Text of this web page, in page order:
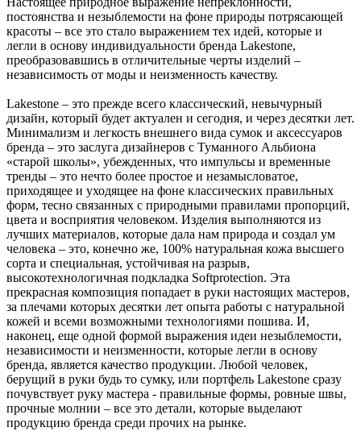
постоянства и незыблемости на фоне природы потрясающей
красоты – все это стало выражением тех идей, которые и
легли в основу индивидуальности бренда Lakestone,
преобразовавшись в отличительные черты изделий –
независимость от моды и неизменность качеству.
Lakestone – это прежде всего классический, невычурный
дизайн, который будет актуален и сегодня, и через десятки лет.
Минимализм и легкость внешнего вида сумок и аксессуаров
бренда – это заслуга дизайнеров с Туманного Альбиона
«старой школы», убежденных, что импульсы и временные
тренды – это нечто более простое и незамысловатое,
приходящее и уходящее на фоне классических правильных
форм, тесно связанных с природными правилами пропорций,
цвета и восприятия человеком. Изделия выполняются из
лучших материалов, которые дала нам природа и создал ум
человека – это, конечно же, 100% натуральная кожа высшего
сорта и специальная, устойчивая на разрыв,
высокотехнологичная подкладка Softprotection. Эта
прекрасная композиция попадает в руки настоящих мастеров,
за плечами которых десятки лет опыта работы с натуральной
кожей и всеми возможными технологиями пошива. И,
наконец, еще одной формой выражения идеи незыблемости,
независимости и неизменности, которые легли в основу
бренда, является качество продукции. Любой человек,
берущий в руки будь то сумку, или портфель Lakestone сразу
почувствует руку мастера - правильные формы, ровные швы,
прочные молнии – все это детали, которые выделают
продукцию бренда среди прочих на рынке.